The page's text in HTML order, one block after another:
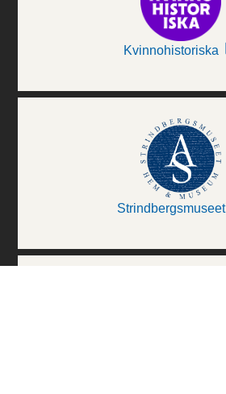
Kvinnohistoriska
Strindbergsmuseet